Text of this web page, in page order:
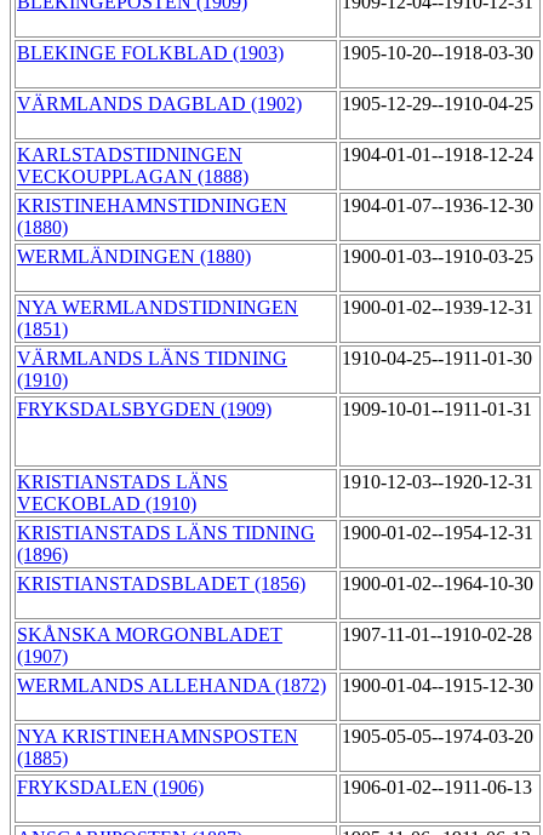
BLEKINGE FOLKBLAD (1903) 1905-10-20--1918-03-30
VÄRMLANDS DAGBLAD (1902) 1905-12-29--1910-04-25
KARLSTADSTIDNINGEN
VECKOUPPLAGAN (1888)
1904-01-01--1918-12-24
KRISTINEHAMNSTIDNINGEN
(1880)
1904-01-07--1936-12-30
WERMLÄNDINGEN (1880) 1900-01-03--1910-03-25
NYA WERMLANDSTIDNINGEN
(1851)
1900-01-02--1939-12-31
VÄRMLANDS LÄNS TIDNING
(1910)
1910-04-25--1911-01-30
FRYKSDALSBYGDEN (1909) 1909-10-01--1911-01-31
KRISTIANSTADS LÄNS
VECKOBLAD (1910)
1910-12-03--1920-12-31
KRISTIANSTADS LÄNS TIDNING
(1896)
1900-01-02--1954-12-31
KRISTIANSTADSBLADET (1856) 1900-01-02--1964-10-30
SKÅNSKA MORGONBLADET
(1907)
1907-11-01--1910-02-28
WERMLANDS ALLEHANDA (1872) 1900-01-04--1915-12-30
NYA KRISTINEHAMNSPOSTEN
(1885)
1905-05-05--1974-03-20
FRYKSDALEN (1906) 1906-01-02--1911-06-13